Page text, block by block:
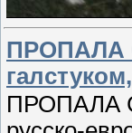
ПРОПАЛА
ПРОПАЛА